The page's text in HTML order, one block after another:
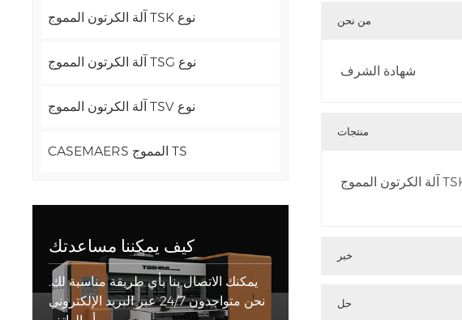
آلة الكرتون المموج TSK نوع
آلة الكرتون المموج TSG نوع
آلة الكرتون المموج TSV نوع
CASEMAERS المموج TS
كيف يمكننا مساعدتك
يمكنك الاتصال بنا بأي طريقة مناسبة لك.
نحن متواجدون 24/7 عبر البريد الإلكتروني
من نحن
شهادة الشرف
منتجات
خبر
حل